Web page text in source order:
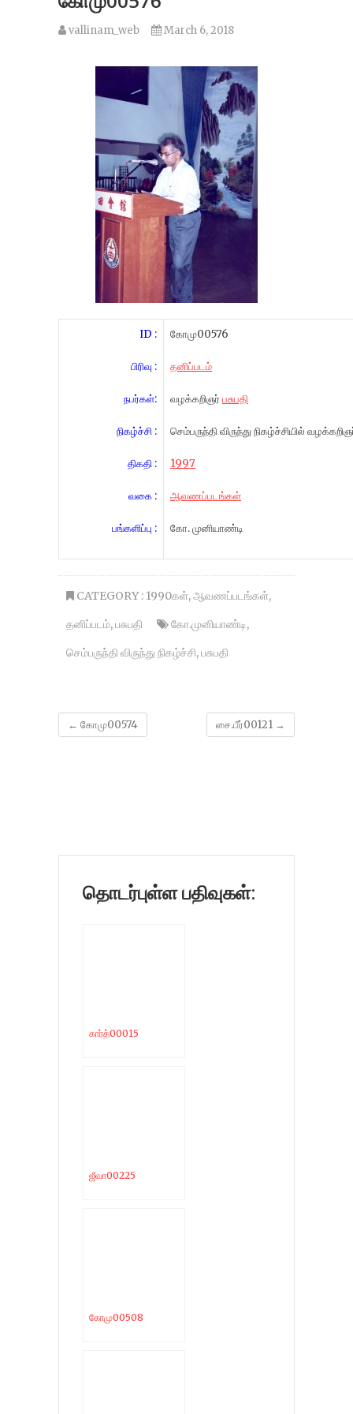
vallinam_web March 6, 2018
ID :
பிரிவு :
நபர்கள்:
நிகழ்ச்சி :
திகதி :
வகை :
பங்களிப்பு :
கோமு00576
தனிப்படம்
வழக்கறிஞர் பசுபதி
செம்பருந்தி விருந்து நிகழ்ச்சியில்
1997
ஆவணப்படங்கள்
கோ. முனியாண்டி
CATEGORY : 1990கள்,ஆவணப்படங்கள்,
தனிப்படம்,பசுபதி கோ.முனியாண்டி,
செம்பருந்தி விருந்து நிகழ்ச்சி,பசுபதி
← கோமு00574 சை.பீர்00121 →
தொடர்புள்ள பதிவுகள்:
கார்த்00015
ஜீவா00225
கோமு00508